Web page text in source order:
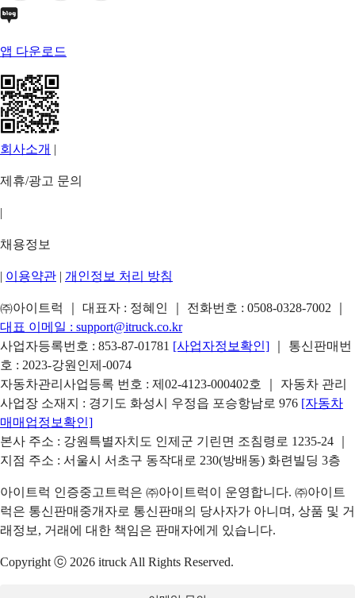
앱 다운로드
회사소개 |
제휴/광고 문의
|
채용정보
| 이용약관 | 개인정보 처리 방침
㈜아이트럭 ｜ 대표자 : 정혜인 ｜ 전화번호 : 0508-0328-7002
대표 이메일 : support@itruck.co.kr
사업자등록번호 : 853-87-01781 [사업자정보확인]
｜ 통신판매번
호 : 2023-강원인제-0074
자동차관리사업등록 번호 : 제02-4123-000402호 ｜ 자동차 관리
사업장 소재지 : 경기도 화성시 우정읍 포승항남로 976 [자동차
매매업정보확인]
본사 주소 : 강원특별자치도 인제군 기린면 조침령로 1235-24 ｜
지점 주소 : 서울시 서초구 동작대로 230(방배동) 화련빌딩 3층
아이트럭 인증중고트럭은 ㈜아이트럭이 운영합니다. ㈜아이트
럭은 통신판매중개자로 통신판매의 당사자가 아니며, 상품 및 거
래정보, 거래에 대한 책임은 판매자에게 있습니다.
Copyright ⓒ 2026 itruck All Rights Reserved.